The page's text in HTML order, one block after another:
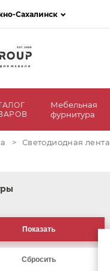
Сахалинск
Мебельная
фурнитура
> Светодиодная лента